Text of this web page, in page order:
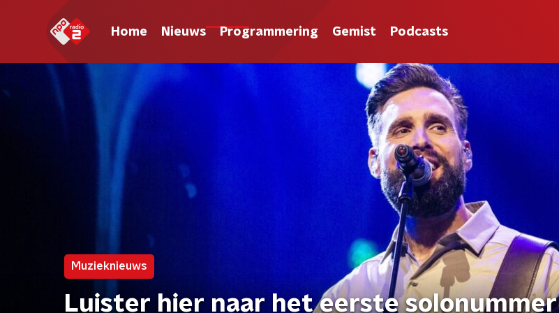
Home Nieuws Programmering Gemist Podcasts
Muzieknieuws
Luister hier naar het eerste